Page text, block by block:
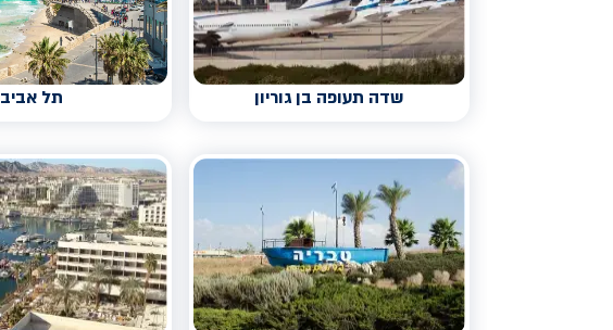
שדה תעופה בן גוריון תל אביב